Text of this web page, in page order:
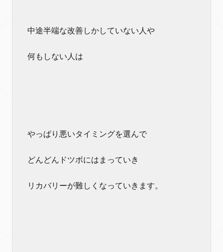
中途半端な改善しかしていない人や
何もしない人は
やっぱり悪いタイミングを選んで
どんどんドツボにはまっていき
リカバリーが難しくなっていきます。